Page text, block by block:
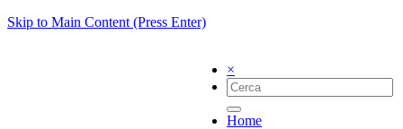
Skip to Main Content (Press Enter)
×
Home